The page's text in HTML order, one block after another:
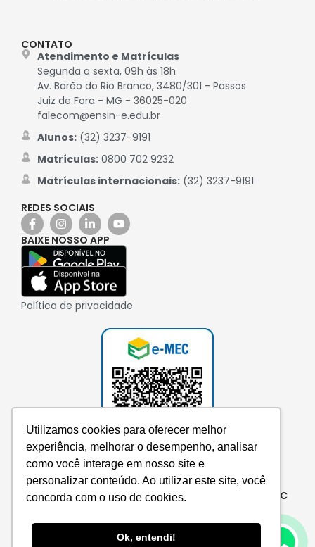
Utilizamos cookies para oferecer melhor
experiência, melhorar o desempenho, analisar
como você interage em nosso site e
personalizar conteúdo. Ao utilizar este site, você
concorda com o uso de cookies.
Ok, entendi!
CONTATO
Atendimento e Matrículas
Segunda a sexta, 09h às 18h
Av. Barão do Rio Branco, 3480/301 - Passos
Juiz de Fora - MG - 36025-020
falecom@ensin-e.edu.br
Alunos:(32) 3237-9191
Matrículas:0800 702 9232
Matrículas internacionais:(32) 3237-9191
REDES SOCIAIS
BAIXE NOSSO APP
Política de privacidade
Consulte aqui o cadastro da instituição no e-MEC